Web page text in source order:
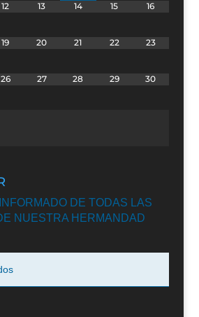
12 13 14 15 16
19 20 21 22 23
26 27 28 29 30
DE TODAS LAS
NUESTRA HERMANDAD